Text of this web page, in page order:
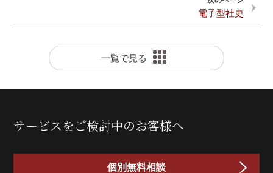
電子型社史
一覧で見る
サービスをご検討中のお客様へ
個別無料相談